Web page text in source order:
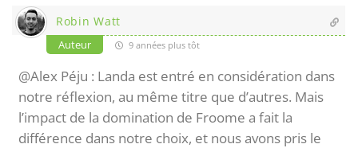
Robin Watt
Auteur 9 années plus tôt
@Alex Péju : Landa est entré en considération dans
notre réflexion, au même titre que d’autres. Mais
l’impact de la domination de Froome a fait la
différence dans notre choix, et nous avons pris le